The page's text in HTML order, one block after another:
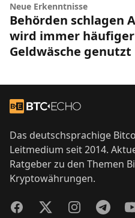
Neue Erkenntnisse
Behörden schlagen
wird immer
Geldwäsche genutzt
Zur Startseite
Das deutschsprachige
Leitmedium seit 2014.
Ratgeber zu den Themen
Kryptowährungen.
FacebookTwitterInstagram